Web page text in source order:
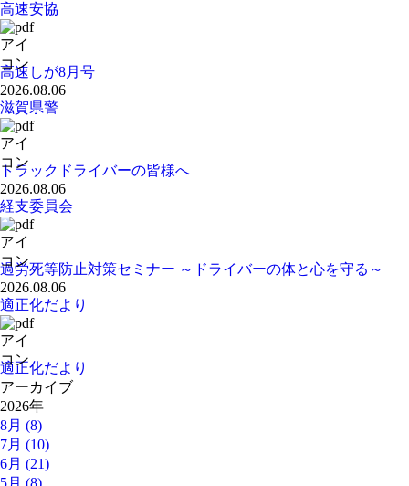
高速安協
高速しが8月号
2026.08.06
滋賀県警
トラックドライバーの皆様へ
2026.08.06
経支委員会
過労死等防止対策セミナー ～ドライバーの体と心を守る～
2026.08.06
適正化だより
適正化だより
アーカイブ
2026年
8月 (8)
7月 (10)
6月 (21)
5月 (8)